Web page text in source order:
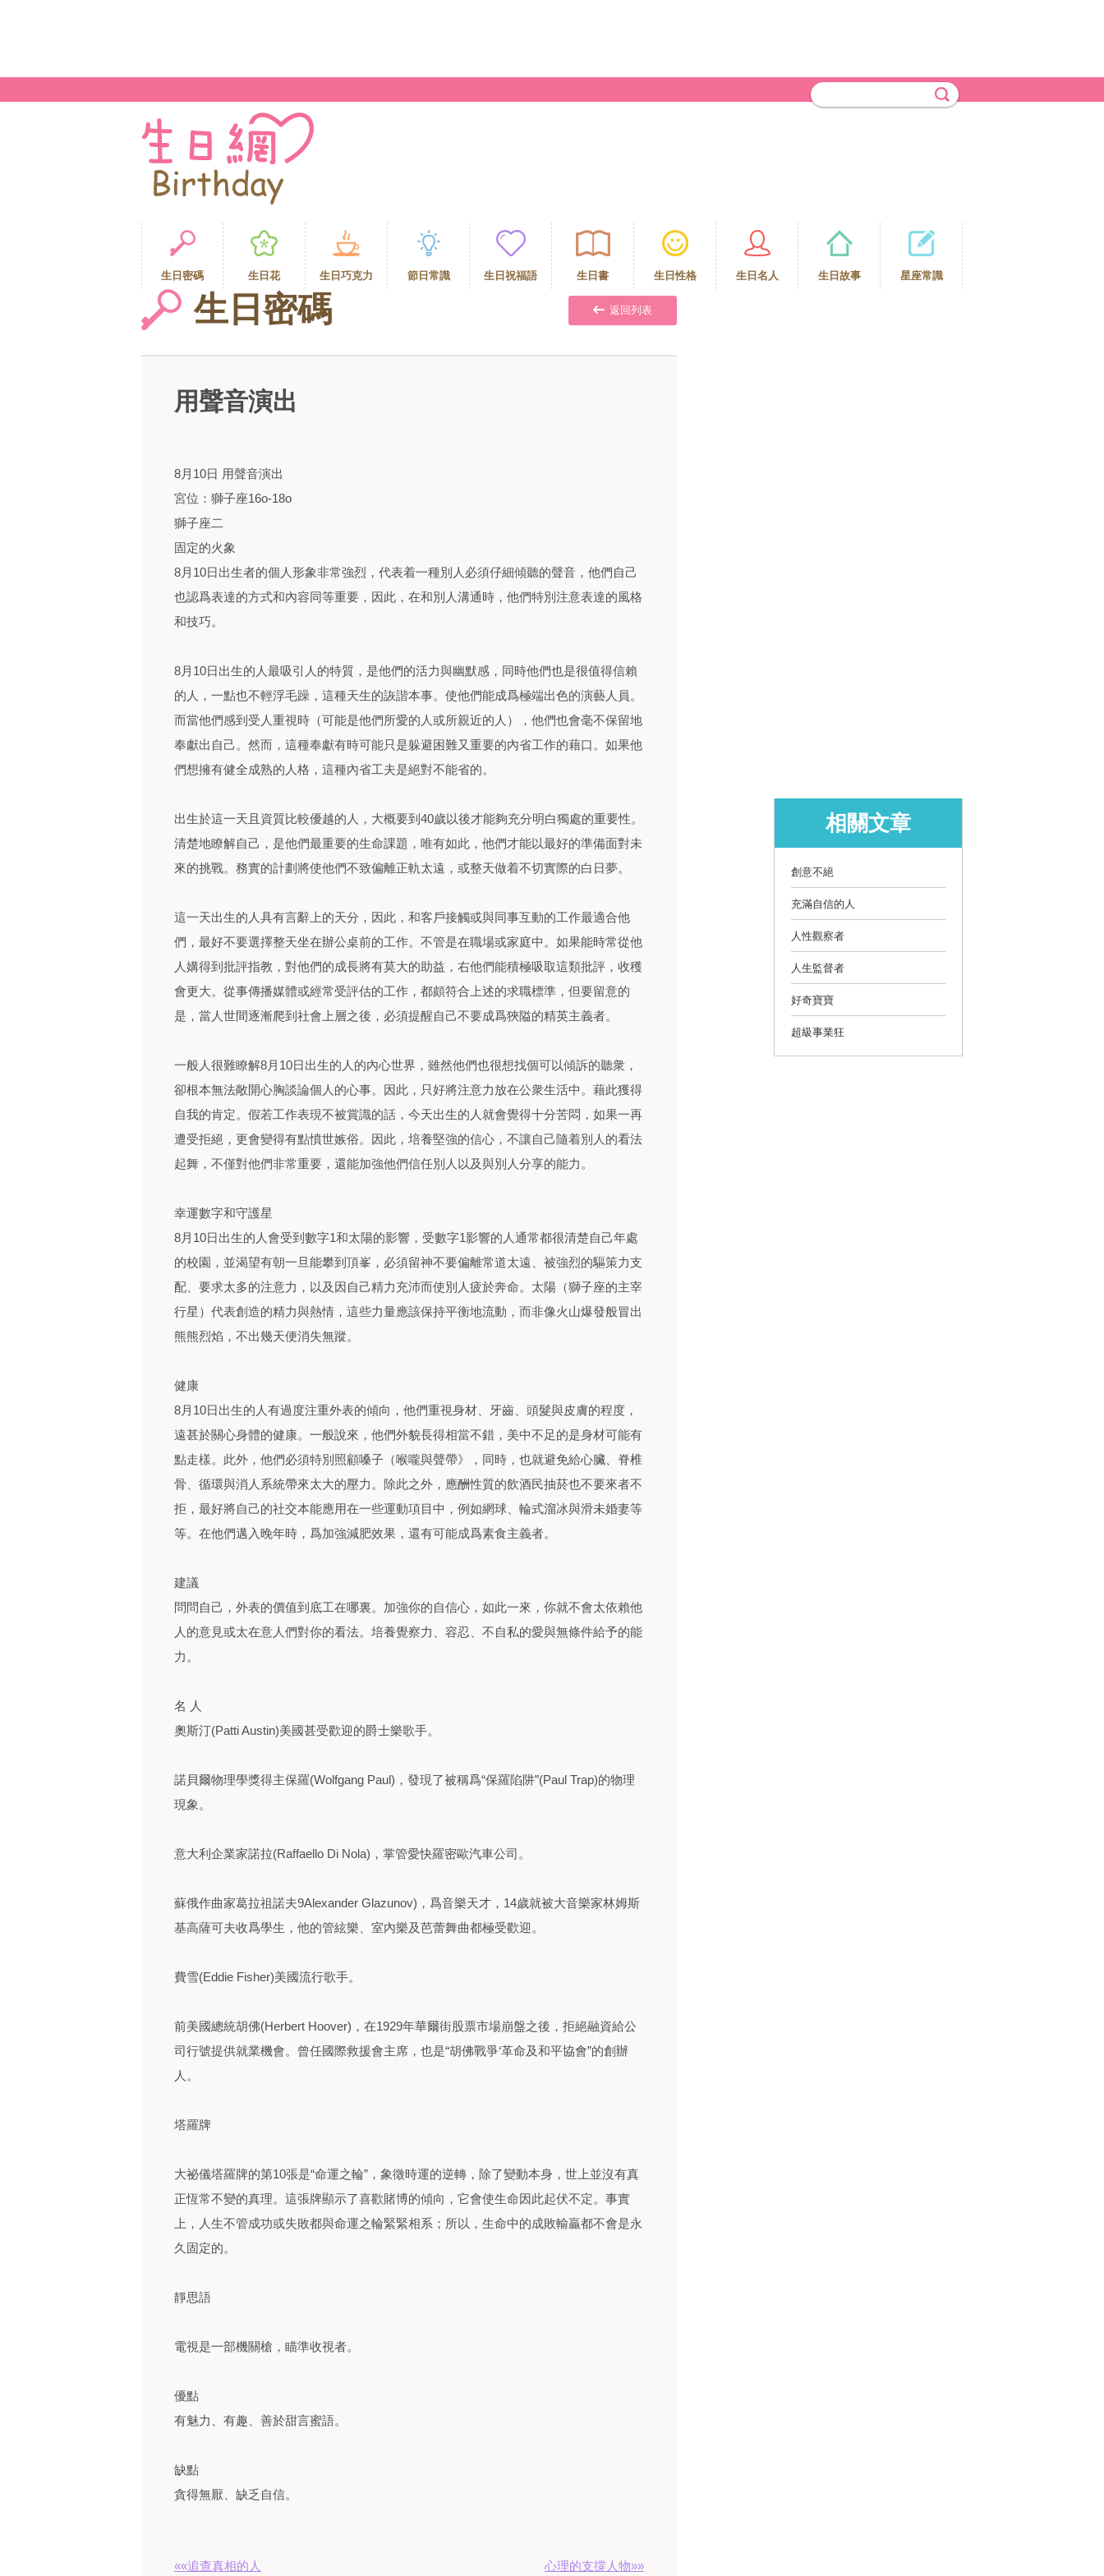
生日密碼 生日花 生日巧克力 節日常識 生日祝福語 生日書 生日性格 生日名人 生日故事 星座常識
生日密碼 返回列表
用聲音演出
8月10日 用聲音演出
宮位：獅子座16o-18o
獅子座二
固定的火象
8月10日出生者的個人形象非常強烈，代表着一種別人必須仔細傾聽的聲音，他們自己
也認爲表達的方式和內容同等重要，因此，在和別人溝通時，他們特別注意表達的風格
和技巧。
8月10日出生的人最吸引人的特質，是他們的活力與幽默感，同時他們也是很值得信賴
的人，一點也不輕浮毛躁，這種天生的詼諧本事。使他們能成爲極端出色的演藝人員。
而當他們感到受人重視時（可能是他們所愛的人或所親近的人），他們也會毫不保留地
奉獻出自己。然而，這種奉獻有時可能只是躲避困難又重要的內省工作的藉口。如果他
們想擁有健全成熟的人格，這種內省工夫是絕對不能省的。
出生於這一天且資質比較優越的人，大概要到40歲以後才能夠充分明白獨處的重要性。
清楚地瞭解自己，是他們最重要的生命課題，唯有如此，他們才能以最好的準備面對未
來的挑戰。務實的計劃將使他們不致偏離正軌太遠，或整天做着不切實際的白日夢。
這一天出生的人具有言辭上的天分，因此，和客戶接觸或與同事互動的工作最適合他
們，最好不要選擇整天坐在辦公桌前的工作。不管是在職場或家庭中。如果能時常從他
人媾得到批評指教，對他們的成長將有莫大的助益，右他們能積極吸取這類批評，收穫
會更大。從事傳播媒體或經常受評估的工作，都頗符合上述的求職標準，但要留意的
是，當人世間逐漸爬到社會上層之後，必須提醒自己不要成爲狹隘的精英主義者。
一般人很難瞭解8月10日出生的人的內心世界，雖然他們也很想找個可以傾訴的聽衆，
卻根本無法敞開心胸談論個人的心事。因此，只好將注意力放在公衆生活中。藉此獲得
自我的肯定。假若工作表現不被賞識的話，今天出生的人就會覺得十分苦悶，如果一再
遭受拒絕，更會變得有點憤世嫉俗。因此，培養堅強的信心，不讓自己隨着別人的看法
起舞，不僅對他們非常重要，還能加強他們信任別人以及與別人分享的能力。
幸運數字和守護星
8月10日出生的人會受到數字1和太陽的影響，受數字1影響的人通常都很清楚自己年處
的校園，並渴望有朝一旦能攀到頂峯，必須留神不要偏離常道太遠、被強烈的驅策力支
配、要求太多的注意力，以及因自己精力充沛而使別人疲於奔命。太陽（獅子座的主宰
行星）代表創造的精力與熱情，這些力量應該保持平衡地流動，而非像火山爆發般冒出
熊熊烈焰，不出幾天便消失無蹤。
健康
8月10日出生的人有過度注重外表的傾向，他們重視身材、牙齒、頭髮與皮膚的程度，
遠甚於關心身體的健康。一般說來，他們外貌長得相當不錯，美中不足的是身材可能有
點走樣。此外，他們必須特別照顧嗓子（喉嚨與聲帶》，同時，也就避免給心臟、脊椎
骨、循環與消人系統帶來太大的壓力。除此之外，應酬性質的飲酒民抽菸也不要來者不
拒，最好將自己的社交本能應用在一些運動項目中，例如網球、輪式溜冰與滑未婚妻等
等。在他們邁入晚年時，爲加強減肥效果，還有可能成爲素食主義者。
建議
問問自己，外表的價值到底工在哪裏。加強你的自信心，如此一來，你就不會太依賴他
人的意見或太在意人們對你的看法。培養覺察力、容忍、不自私的愛與無條件給予的能
力。
名 人
奧斯汀(Patti Austin)美國甚受歡迎的爵士樂歌手。
諾貝爾物理學獎得主保羅(Wolfgang Paul)，發現了被稱爲“保羅陷阱”(Paul Trap)的物理
現象。
意大利企業家諾拉(Raffaello Di Nola)，掌管愛快羅密歐汽車公司。
蘇俄作曲家葛拉祖諾夫9Alexander Glazunov)，爲音樂天才，14歲就被大音樂家林姆斯
基高薩可夫收爲學生，他的管絃樂、室內樂及芭蕾舞曲都極受歡迎。
費雪(Eddie Fisher)美國流行歌手。
前美國總統胡佛(Herbert Hoover)，在1929年華爾街股票市場崩盤之後，拒絕融資給公
司行號提供就業機會。曾任國際救援會主席，也是“胡佛戰爭‘革命及和平協會”的創辦
人。
塔羅牌
大祕儀塔羅牌的第10張是“命運之輪”，象徵時運的逆轉，除了變動本身，世上並沒有真
正恆常不變的真理。這張牌顯示了喜歡賭博的傾向，它會使生命因此起伏不定。事實
上，人生不管成功或失敗都與命運之輪緊緊相系；所以，生命中的成敗輸贏都不會是永
久固定的。
靜思語
電視是一部機關槍，瞄準收視者。
優點
有魅力、有趣、善於甜言蜜語。
缺點
貪得無厭、缺乏自信。
««追查真相的人 心理的支撐人物»»
相關文章
創意不絕
充滿自信的人
人性觀察者
人生監督者
好奇寶寶
超級事業狂